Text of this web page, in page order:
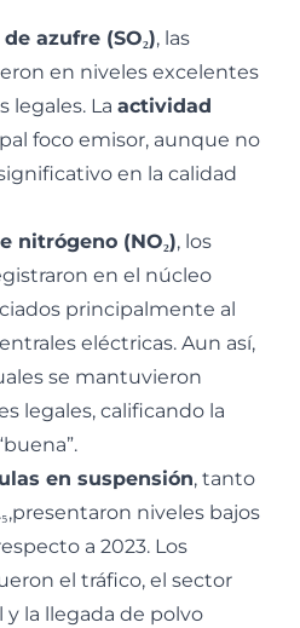
azufre (SO₂), las
en niveles excelentes
legales. La actividad
foco emisor, aunque no
en la calidad
nitrógeno (NO₂), los
en el núcleo
principalmente al
eléctricas. Aun así,
se mantuvieron
legales, calificando la
en suspensión, tanto
niveles bajos
a 2023. Los
el tráfico, el sector
la llegada de polvo